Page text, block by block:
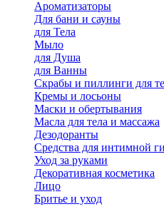
Ароматизаторы
Для бани и сауны
для Тела
Мыло
для Душа
для Ванны
Скрабы и пиллинги для
Кремы и лосьоны
Маски и обертывания
Масла для тела и массажа
Дезодоранты
Средства для интимной
Уход за руками
Декоративная косметика
Лицо
Бритье и уход